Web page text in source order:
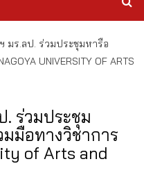
มร.ลป. ร่วมประชุมหารือ
UNIVERSITY OF ARTS
ร่วมประชุม
มือทางวิชาการ
of Arts and